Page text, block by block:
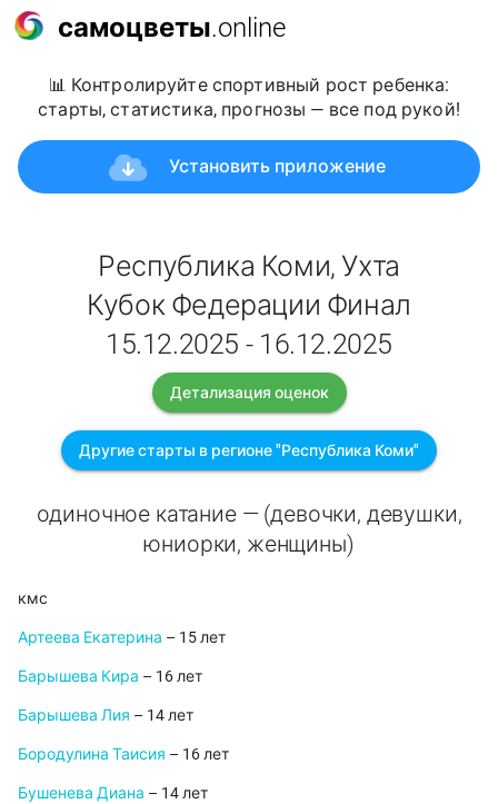
самоцветы.online
📊 Контролируйте спортивный рост ребенка:
старты, статистика, прогнозы — все под рукой!
Установить приложение
Республика Коми, Ухта
Кубок Федерации Финал
15.12.2025 - 16.12.2025
Детализация оценок
Другие старты в регионе "Республика Коми"
одиночное катание — (девочки, девушки,
юниорки, женщины)
кмс
Артеева Екатерина – 15 лет
Барышева Кира – 16 лет
Барышева Лия – 14 лет
Бородулина Таисия – 16 лет
Бушенева Диана – 14 лет